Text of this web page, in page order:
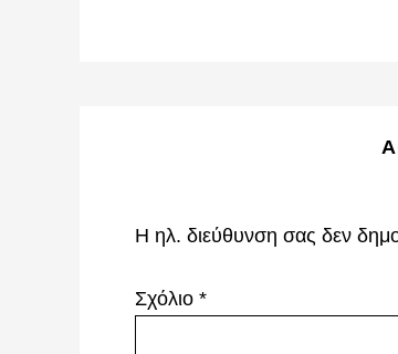
Η ηλ. διεύθυνση σας δεν
Σχόλιο *